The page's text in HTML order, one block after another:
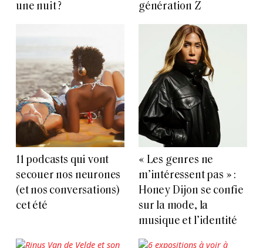
une nuit ?
génération Z
11 podcasts qui vont
secouer nos neurones
(et nos conversations)
cet été
« Les genres ne
m’intéressent pas » :
Honey Dijon se confie
sur la mode, la
musique et l’identité